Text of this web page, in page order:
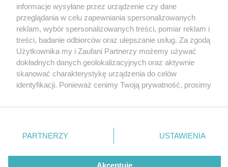
1 / 13
Targ staroci w bytomiu 08
Nie zapomnij
zapoznać się z:
polityką prywatności regulamin korzystania z portali
Twojemiasto
Piekary Śląskie
Chorzów
Tarnowskie Góry
Gliwice
Skontakuj sięz nami
Kontakt
Wydawca
Redakcja
informacje wysyłane przez urządzenie czy dane
przeglądania w celu zapewniania spersonalizowanych
reklam, wybór spersonalizowanych treści, pomiar reklam i
treści, badanie odbiorców oraz ulepszanie usług. Za zgodą
Użytkownika my i Zaufani Partnerzy możemy używać
dokładnych danych geolokalizacyjnych oraz aktywnie
skanować charakterystykę urządzenia do celów
identyfikacji. Ponieważ cenimy Twoją prywatność, prosimy
prywatności znajdujący się w lewym dolnym rogu strony
. Niektóre rodzaje przetwarzania danych nie wymagają
zgody użytkownika, ale masz prawo sprzeciwić się
takiemu przetwarzaniu. Preferencje będą miały
PARTNERZY USTAWIENIA
Akceptuję